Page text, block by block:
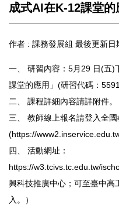
成式AI在K-12課堂
作者 : 課務發展組 最後更新日
一、 研習內容：5月29 日(五)
課堂的應用」(研習代碼：
二、 課程詳細內容請詳附件。
三、 教師線上報名請登入全
(https://
四、 活動網址：
https://w3.tcivs.tc.edu.tw/
興科技推廣中心；可至臺中高
入。）